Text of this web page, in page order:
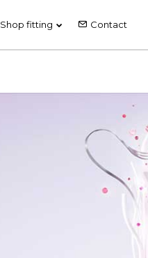
Shop fitting Contact